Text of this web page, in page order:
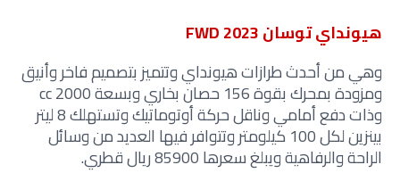
هيونداي توسان FWD 2023
وهي من أحدث طرازات هيونداي وتتميز بتصميم فاخر وأنيق
ومزودة بمحرك بقوة 156 حصان بخاري وبسعة 2000 cc
وذات دفع أمامي وناقل حركة أوتوماتيك وتستهلك 8 ليتر
بينزين لكل 100 كيلومتر وتتوافر فيها العديد من وسائل
الراحة والرفاهية ويبلغ سعرها 85900 ريال قطري.